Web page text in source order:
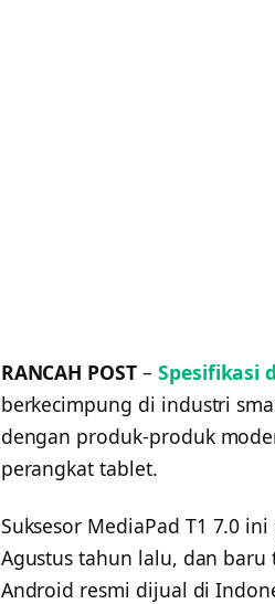
RANCAH POST – Spesifikasi
berkecimpung di industri
dengan produk-produk
perangkat tablet.
Suksesor MediaPad T1 7.0
Agustus tahun lalu, dan
Android resmi dijual di